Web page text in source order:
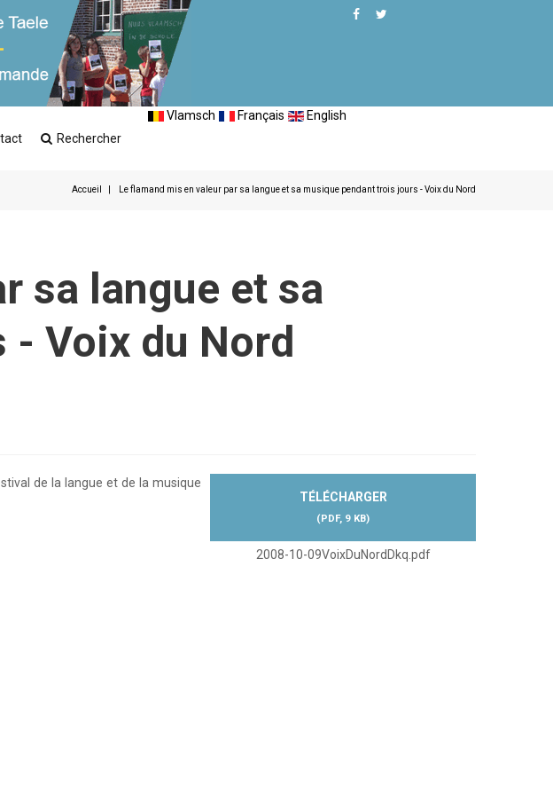
Rechercher
Vlamsch Français English
Accueil Le flamand mis en valeur par sa langue et sa musique pendant trois jours - Voix du Nord
sa langue et sa
Voix du Nord
TÉLÉCHARGER
(PDF, 9 KB)
2008-10-09VoixDuNordDkq.pdf
de la langue et de la musique